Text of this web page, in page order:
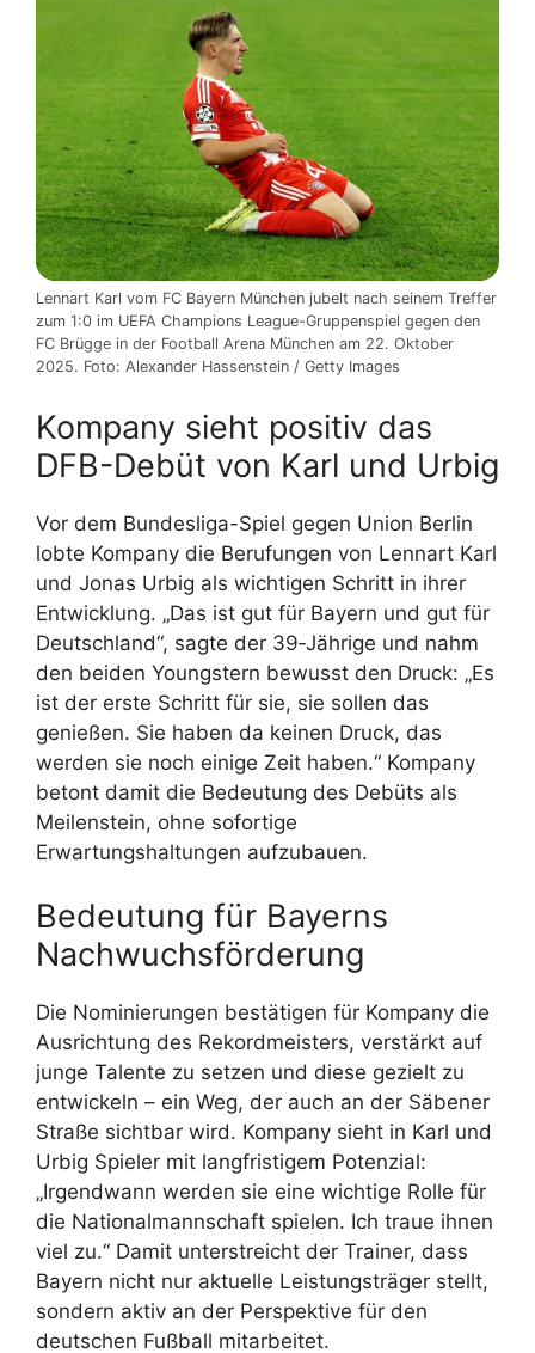
Lennart Karl vom FC Bayern München jubelt nach seinem Treffer
zum 1:0 im UEFA Champions League-Gruppenspiel gegen den
FC Brügge in der Football Arena München am 22. Oktober
2025. Foto: Alexander Hassenstein / Getty Images
Kompany sieht positiv das
DFB-Debüt von Karl und Urbig
Vor dem Bundesliga-Spiel gegen Union Berlin
lobte Kompany die Berufungen von Lennart Karl
und Jonas Urbig als wichtigen Schritt in ihrer
Entwicklung. „Das ist gut für Bayern und gut für
Deutschland“, sagte der 39‑Jährige und nahm
den beiden Youngstern bewusst den Druck: „Es
ist der erste Schritt für sie, sie sollen das
genießen. Sie haben da keinen Druck, das
werden sie noch einige Zeit haben.“ Kompany
betont damit die Bedeutung des Debüts als
Meilenstein, ohne sofortige
Erwartungshaltungen aufzubauen.
Bedeutung für Bayerns
Nachwuchsförderung
Die Nominierungen bestätigen für Kompany die
Ausrichtung des Rekordmeisters, verstärkt auf
junge Talente zu setzen und diese gezielt zu
entwickeln – ein Weg, der auch an der Säbener
Straße sichtbar wird. Kompany sieht in Karl und
Urbig Spieler mit langfristigem Potenzial:
„Irgendwann werden sie eine wichtige Rolle für
die Nationalmannschaft spielen. Ich traue ihnen
viel zu.“ Damit unterstreicht der Trainer, dass
Bayern nicht nur aktuelle Leistungsträger stellt,
sondern aktiv an der Perspektive für den
deutschen Fußball mitarbeitet.